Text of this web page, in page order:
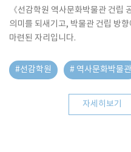
《선감학원 역사문화박물관 건립
의미를 되새기고, 박물관 건립 방
마련된 자리입니다.
#선감학원 # 역사문화박물관
자세히보기